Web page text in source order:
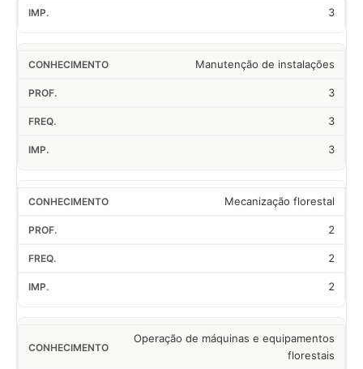
3
Manutenção de instalações
3
3
3
Mecanização florestal
2
2
2
Operação de máquinas e equipamentos
florestais